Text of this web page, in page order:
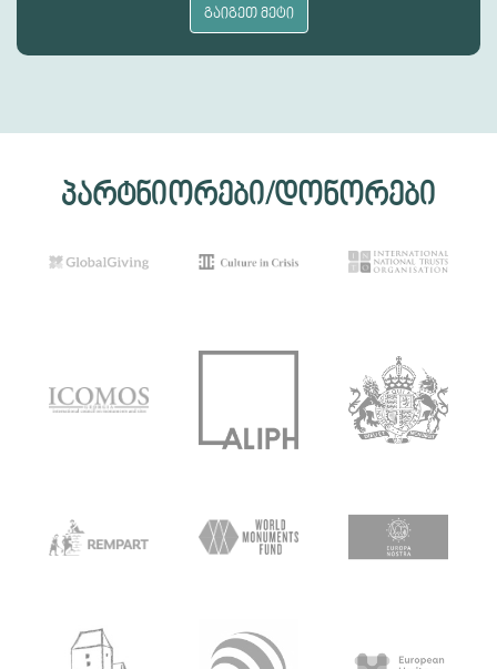
გაიგეთ მეტი
პარტნიორები/დონორები